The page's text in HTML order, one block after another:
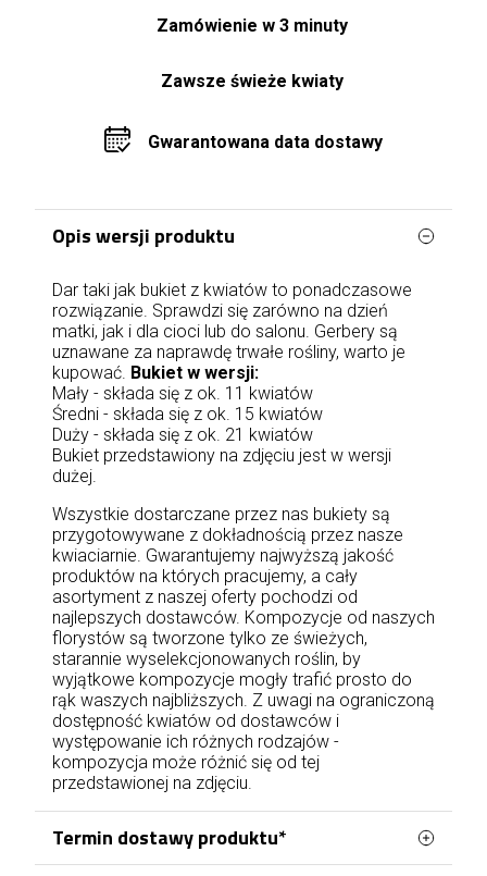
Zamówienie w 3 minuty
Zawsze świeże kwiaty
Gwarantowana data dostawy
Opis wersji produktu
Dar taki jak bukiet z kwiatów to ponadczasowe
rozwiązanie. Sprawdzi się zarówno na dzień
matki, jak i dla cioci lub do salonu. Gerbery są
uznawane za naprawdę trwałe rośliny, warto je
kupować. Bukiet w wersji:
Mały - składa się z ok. 11 kwiatów
Średni - składa się z ok. 15 kwiatów
Duży - składa się z ok. 21 kwiatów
Bukiet przedstawiony na zdjęciu jest w wersji
dużej.
Wszystkie dostarczane przez nas bukiety są
przygotowywane z dokładnością przez nasze
kwiaciarnie. Gwarantujemy najwyższą jakość
produktów na których pracujemy, a cały
asortyment z naszej oferty pochodzi od
najlepszych dostawców. Kompozycje od naszych
florystów są tworzone tylko ze świeżych,
starannie wyselekcjonowanych roślin, by
wyjątkowe kompozycje mogły trafić prosto do
rąk waszych najbliższych. Z uwagi na ograniczoną
dostępność kwiatów od dostawców i
występowanie ich różnych rodzajów -
kompozycja może różnić się od tej
przedstawionej na zdjęciu.
Termin dostawy produktu*